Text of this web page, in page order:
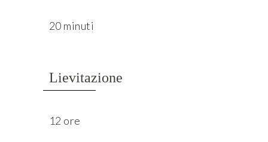
20 minuti
Lievitazione
12 ore